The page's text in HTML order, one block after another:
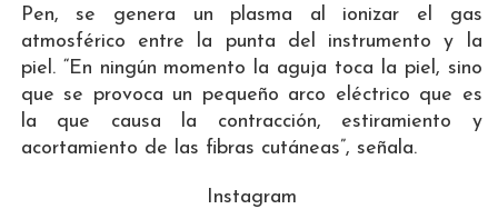
Pen, se genera un plasma al ionizar el gas
atmosférico entre la punta del instrumento y la
piel. “En ningún momento la aguja toca la piel, sino
que se provoca un pequeño arco eléctrico que es
la que causa la contracción, estiramiento y
acortamiento de las fibras cutáneas”, señala.
Instagram